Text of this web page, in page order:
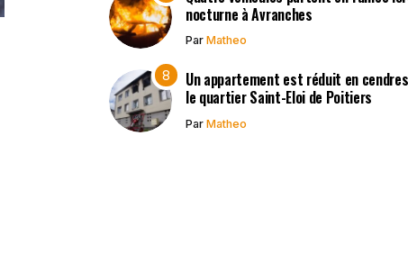
nocturne à Avranches
Par Matheo
Un appartement est réduit en
le quartier Saint-Eloi de Poitiers
Par Matheo